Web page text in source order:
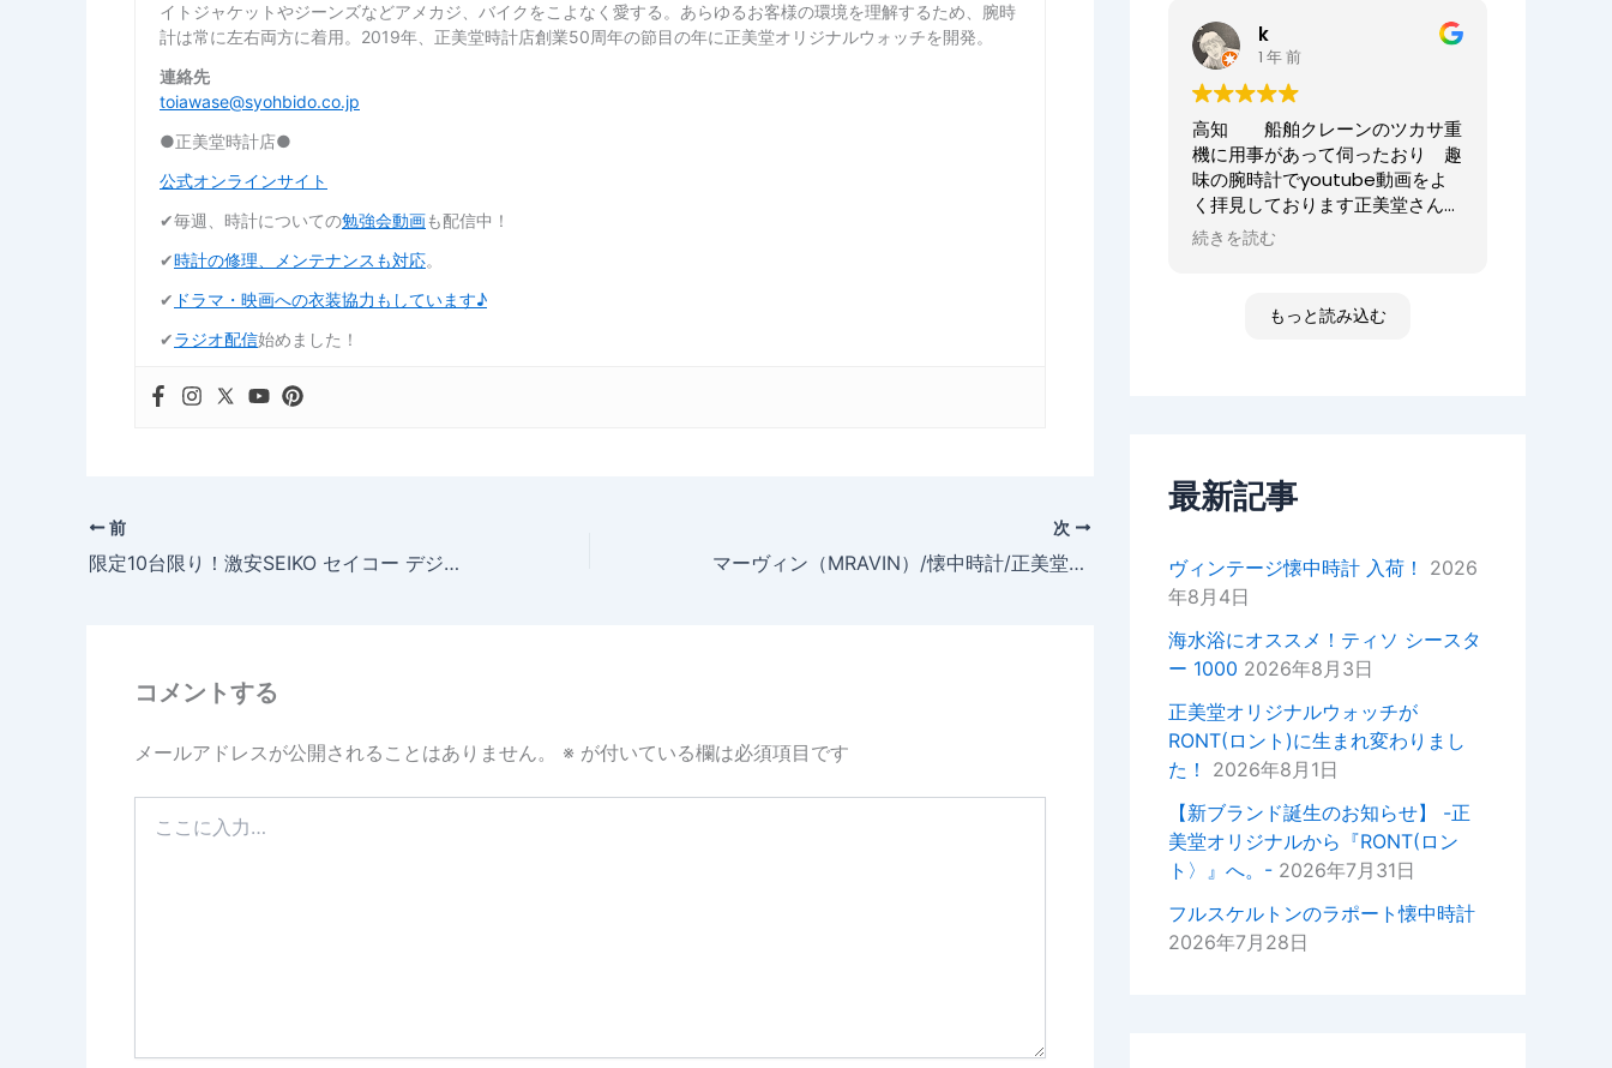
イトジャケットやジーンズなどアメカジ、バイクをこよなく愛する。あらゆるお客様の環境を理解するため、腕時
計は常に左右両方に着用。2019年、正美堂時計店創業50周年の節目の年に正美堂オリジナルウォッチを開発。
連絡先
toiawase@syohbido.co.jp
●正美堂時計店●
公式オンラインサイト
✔︎毎週、時計についての勉強会動画も配信中！
✔︎時計の修理、メンテナンスも対応。
✔︎ ドラマ・映画への衣装協力もしています♪
✔︎ラジオ配信始めました！
前
限定10台限り！激安SEIKO セイコー デジタル電波クロック 【SQ421B】セール開催中です！！
次
マーヴィン（MRAVIN）/懐中時計/正美堂特別オーダーモデル/手巻き式/オープンフェイズ/ローマン数字文字盤/M122.14.22.11をお買い上げいただきました、tokuan1（50～60歳）様からの声
コメントする
メールアドレスが公開されることはありません。 ※ が付いている欄は必須項目です
ル等、永くお付き合いいただけま
すと幸いです。
どうぞよろしくお願いいたしま
す。
正美堂時計店スタッフ
この度は数ある時計店の中から当
店へご来店いただき誠にありがと
うございました。
また、嬉しいまで、誠に口コミい
ただきありがとうございます。
大切な時計選びにお立ち会いでき
てとても嬉しかったです
またベルトのサイズが合わなくな
正美堂スタッフ
k
1 年 前
高知 船舶クレーンのツカサ重
機に用事があって伺ったおり 趣
味の腕時計でyoutube動画をよ
く拝見しております正美堂さん
へ 冷やかしで伺ってしまいまし
た ゴメンなさい 小心者ですか
な時間でした
高知 あと何回伺う事があるだ
セイコーのオートクォーツ 褒め
てもらえた！
オーナーからの返信
k様
この度は嬉しい評価をいただき誠
にありがとうございます。
YouTubeの動画もご覧いただい
ているとのことで、スタッフ一同
大変嬉しい気持ちでございます。
次お越しの際はぜひお話しさせて
いただきたいので宜しければお声
掛けいただけると幸いでございま
す。
今後ともどうぞよろしくお願いい
たします。
正美堂時計店スタッフ
続きを読む
もっと読み込む
最新記事
ヴィンテージ懐中時計 入荷！
2026
年8月4日
海水浴にオススメ！ティソ シースタ
ー 1000 2026年8月3日
正美堂オリジナルウォッチが
RONT(ロント)に生まれ変わりまし
た！
2026年8月1日
【新ブランド誕生のお知らせ】 -正
美堂オリジナルから『RONT(ロン
ト〉』へ。- 2026年7月31日
フルスケルトンのラポート懐中時計
2026年7月28日